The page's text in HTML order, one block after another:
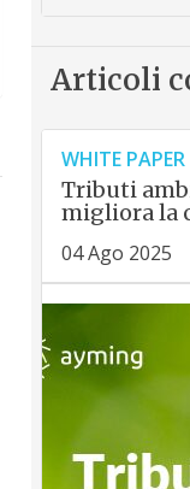
Articoli
WHITE PAPER
Tributi
migliora la
04 Ago 2025